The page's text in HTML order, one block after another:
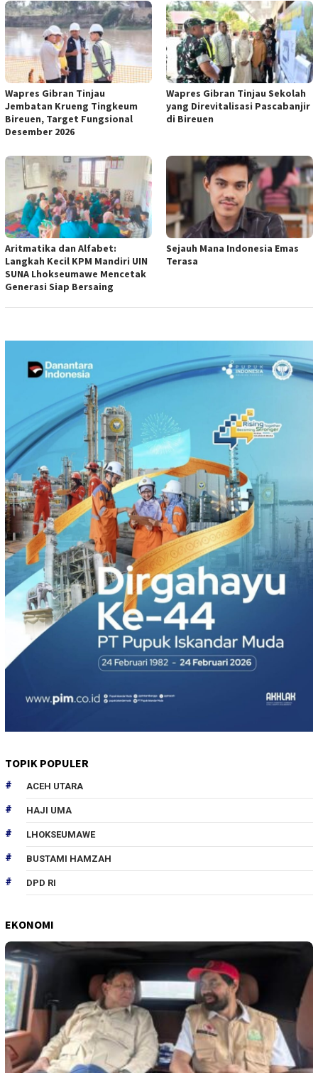
Wapres Gibran Tinjau
Jembatan Krueng Tingkeum
Bireuen, Target Fungsional
Desember 2026
Wapres Gibran Tinjau Sekolah
yang Direvitalisasi Pascabanjir
di Bireuen
Aritmatika dan Alfabet:
Langkah Kecil KPM Mandiri UIN
SUNA Lhokseumawe Mencetak
Generasi Siap Bersaing
Sejauh Mana Indonesia Emas
Terasa
TOPIK POPULER
ACEH UTARA
HAJI UMA
LHOKSEUMAWE
BUSTAMI HAMZAH
DPD RI
EKONOMI